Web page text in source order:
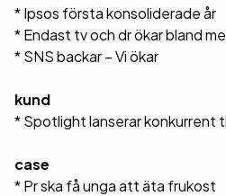
* Ipsos första konsoliderade år
* Endast tv och dr ökar bland
* SNS backar – Vi ökar
kund
* Spotlight lanserar konkurrent
case
* Pr ska få unga att äta frukost